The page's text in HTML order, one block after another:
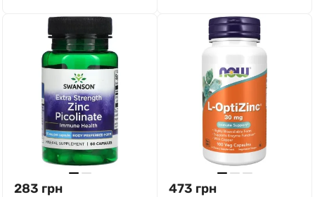
283 грн 473 грн